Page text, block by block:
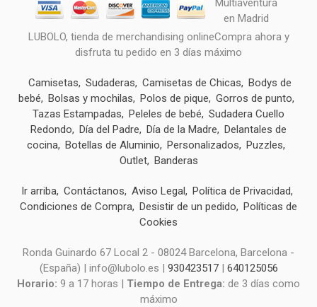
LUBOLO, tienda de merchandising onlineCompra ahora y
disfruta tu pedido en 3 días máximo
Camisetas Sudaderas Camisetas de Chicas
Bodys de
bebé
Bolsas y mochilas Polos de pique
Gorros de punto
Tazas Estampadas
Peleles de bebé
Sudadera Cuello
Redondo
Día del Padre Día de la Madre
Delantales de
cocina Botellas de Aluminio Personalizados
Puzzles
Outlet Banderas
Ir arriba Contáctanos Aviso Legal
Política de Privacidad
Condiciones de Compra Desistir de un pedido
Políticas de
Cookies
Ronda Guinardo 67 Local 2 - 08024 Barcelona, Barcelona -
(España) | info@lubolo.es | 930423517| 640125056
Horario: 9 a 17 horas | Tiempo de Entrega: de 3 días como
máximo